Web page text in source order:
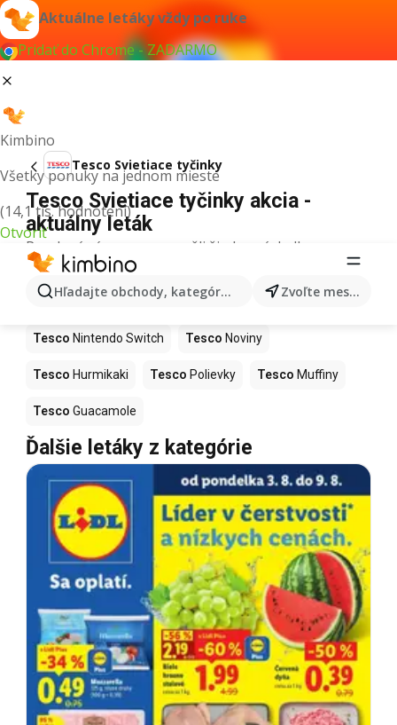
Aktuálne letáky vždy po ruke
Pridať do Chrome - ZADARMO
Kimbino
Všetky ponuky na jednom mieste
(14,1 tis. hodnotení)
Otvoriť
Hľadajte obchody, kategórie, produkty... Zvoľte mesto
Tesco Svietiace tyčinky
Tesco Svietiace tyčinky akcia -
aktuálny leták
Pre daný výraz sme nenašli žiadne výsledky.
Ďalšie produkty v obchodoch Tesco
Tesco Kapor Tesco Ashwagandha
Tesco Nintendo Switch Tesco Noviny
Tesco Hurmikaki Tesco Polievky Tesco Muffiny
Tesco Guacamole
Ďalšie letáky z kategórie